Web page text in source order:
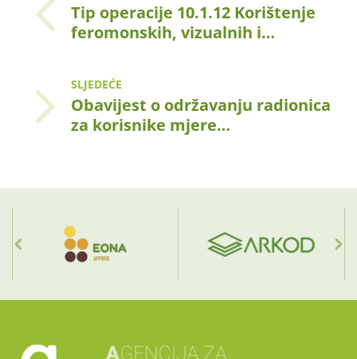
Tip operacije 10.1.12 Korištenje
feromonskih, vizualnih i…
SLJEDEĆE
Obavijest o održavanju radionica
za korisnike mjere…